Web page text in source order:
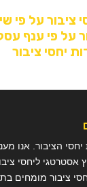
ציבור על פי
על פי ענף
יחסי ציבור
הציבור. אנו
אסטרטגי ליחסי
ציבור מומחים